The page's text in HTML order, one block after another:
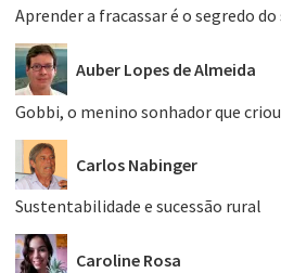
Aprender a fracassar é o segredo do
Auber Lopes de Almeida
Gobbi, o menino sonhador que
Carlos Nabinger
Sustentabilidade e sucessão rural
Caroline Rosa